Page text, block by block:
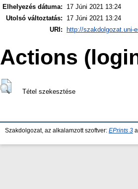
Elhelyezés dátuma:
17 Júni 2021 13:24
Utolsó változtatás:
17 Júni 2021 13:24
URI:
http://szakdolgozat.uni-
Actions
Tétel szekesztése
Szakdolgozat, az alkalamzott szoftver: EPrints 3